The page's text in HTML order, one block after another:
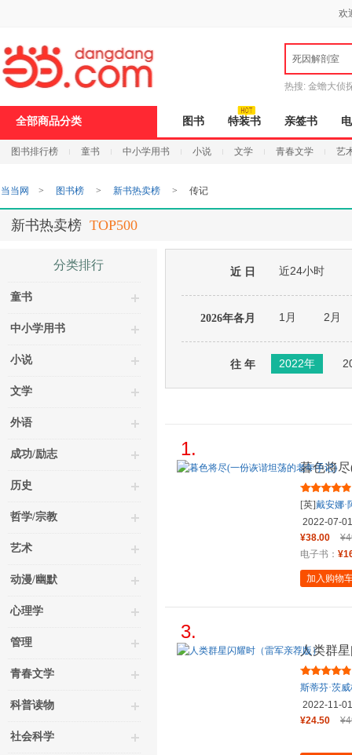
欢
死因解剖室
热搜: 金蟾大侦
全部商品分类 图书 特装书 亲签书
图书排行榜 童书 中小学用书 小说 文学 青春文学 艺
当当网 > 图书榜 > 新书热卖榜 > 传记
新书热卖榜 TOP500
分类排行
童书
中小学用书
小说
文学
外语
成功/励志
历史
哲学/宗教
艺术
动漫/幽默
心理学
管理
青春文学
科普读物
社会科学
近 日 近24小时
2026年各月 1月 2月
往 年 2022年
1.
暮色将
[英]戴安娜·
2022-07-01
¥38.00
电子书：
加入购物
3.
人类群
斯蒂芬·茨
2022-11-01
¥24.50
打
开
无
障
页
加